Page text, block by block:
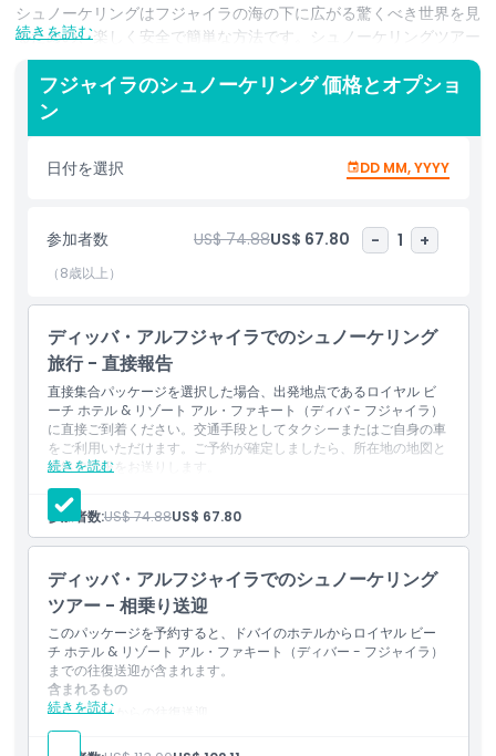
シュノーケリングはフジャイラの海の下に広がる驚くべき世界を見
るための、楽しく安全で簡単な方法です。シュノーケリングツアー
は若い方から高齢の方まで適しており、ダイビングマスクとシュノ
ーケルがあれば参加できるため、費用面でも負担の少ないマリンア
クティビティです。より速く泳ぎたい場合はフィンの着用（任意）
くてもライフベストを着用してシュノーケルができるため、泳ぎが
シュノーケリングサイトへ向かう途中はラグジュアリーボートに乗
り、サンデッキやサンベッド、専用のバスルームなどの設備をお楽
渡され、海洋環境を探索しそこに住む生き物たちを見る準備が整い
ます。
ボート上ではリフレッシュできるよう、無料のソフトドリンクと水
をご用意しており、さらに多くシュノーケリングを楽しむためのエ
ネルギーを補給できます。
フジャイラでの特定のシュノーケリング場所は設けておらず、ツア
ーは毎日異なる場所で開催します。最終的な場所については、イン
ストラクターが旅行日の前に連絡して確認します。すべてのシュノ
ーケリングサイトへ行きますが、参考までに一般的に訪れる場所は
以下のとおりです：
ディバ・ロック は、緩やかに傾斜する側面がリーフで覆われ、両
側にソフトコーラルやボルダ―コーラルが広がる小さな岩の島で
す。岩の西側は浅くシュノーケリングに最適で、アオウミガメやタ
イマイなど様々なウミガメに出会えるチャンスがあります。ここで
はクマノミ、ブダイ、ハリセンボン、バナーフィッシュ、ダブルラ
続きを読む
フジャイラのシュノーケリング 価格とオプショ
ン
日付を選択 DD MM, YYYY
参加者数 US$ 74.88US$ 67.80 - 1 +
（8歳以上）
ディッバ・アルフジャイラでのシュノーケリング
旅行 - 直接報告
直接集合パッケージを選択した場合、出発地点であるロイヤル ビ
ーチ ホテル & リゾート アル・ファキート（ディバ - フジャイラ）
に直接ご到着ください。交通手段としてタクシーまたはご自身の車
をご利用いただけます。ご予約が確定しましたら、所在地の地図と
連絡先情報をお送りします。
続きを読む
含まれるもの
ソフトドリンクと水の飲み放題
マスク、シュノーケル、フィン
認定済みのプロインストラクター
ライフジャケット
有効な原本のパスポートまたはエミレーツIDを乗船時に必ずご
持参ください。
参加者数:US$ 74.88US$ 67.80
ディッバ・アルフジャイラでのシュノーケリング
ツアー - 相乗り送迎
このパッケージを予約すると、ドバイのホテルからロイヤル ビー
チ ホテル & リゾート アル・ファキート（ディバー - フジャイラ）
までの往復送迎が含まれます。
続きを読む
含まれるもの
ドバイからの往復送迎
ソフトドリンクと水が飲み放題
マスク、シュノーケル、フィン